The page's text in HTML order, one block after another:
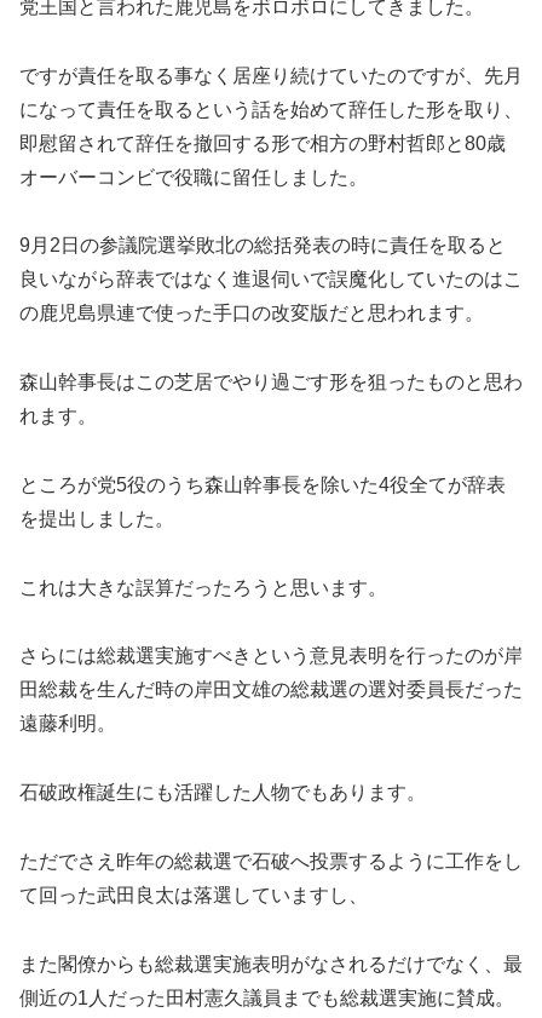
党王国と言われた鹿児島をボロボロにしてきました。
ですが責任を取る事なく居座り続けていたのですが、先月
になって責任を取るという話を始めて辞任した形を取り、
即慰留されて辞任を撤回する形で相方の野村哲郎と80歳
オーバーコンビで役職に留任しました。
9月2日の参議院選挙敗北の総括発表の時に責任を取ると
良いながら辞表ではなく進退伺いで誤魔化していたのはこ
の鹿児島県連で使った手口の改変版だと思われます。
森山幹事長はこの芝居でやり過ごす形を狙ったものと思わ
れます。
ところが党5役のうち森山幹事長を除いた4役全てが辞表
を提出しました。
これは大きな誤算だったろうと思います。
さらには総裁選実施すべきという意見表明を行ったのが岸
田総裁を生んだ時の岸田文雄の総裁選の選対委員長だった
遠藤利明。
石破政権誕生にも活躍した人物でもあります。
ただでさえ昨年の総裁選で石破へ投票するように工作をし
て回った武田良太は落選していますし、
また閣僚からも総裁選実施表明がなされるだけでなく、最
側近の1人だった田村憲久議員までも総裁選実施に賛成。